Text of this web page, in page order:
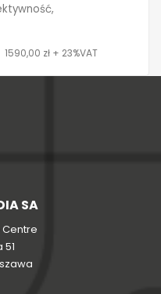
1590,00 zł + 23%VAT
SA
51